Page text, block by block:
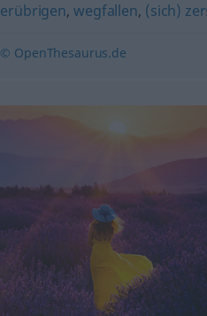
erübrigen,wegfallen, (sich)
© OpenThesaurus.de